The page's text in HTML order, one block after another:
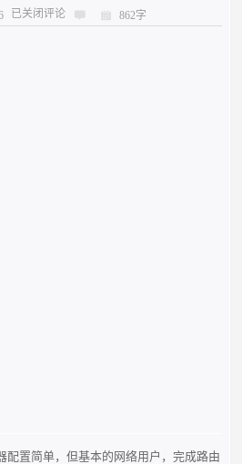
已关闭评论 862字
配置简单，但基本的网络用户，完成路由